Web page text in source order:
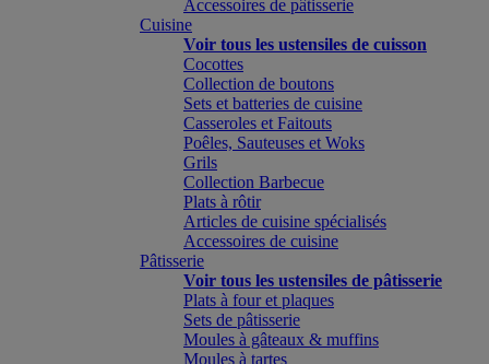
Accessoires de pâtisserie
Cuisine
Voir tous les ustensiles de cuisson
Cocottes
Collection de boutons
Sets et batteries de cuisine
Casseroles et Faitouts
Poêles, Sauteuses et Woks
Grils
Collection Barbecue
Plats à rôtir
Articles de cuisine spécialisés
Accessoires de cuisine
Pâtisserie
Voir tous les ustensiles de pâtisserie
Plats à four et plaques
Sets de pâtisserie
Moules à gâteaux & muffins
Moules à tartes